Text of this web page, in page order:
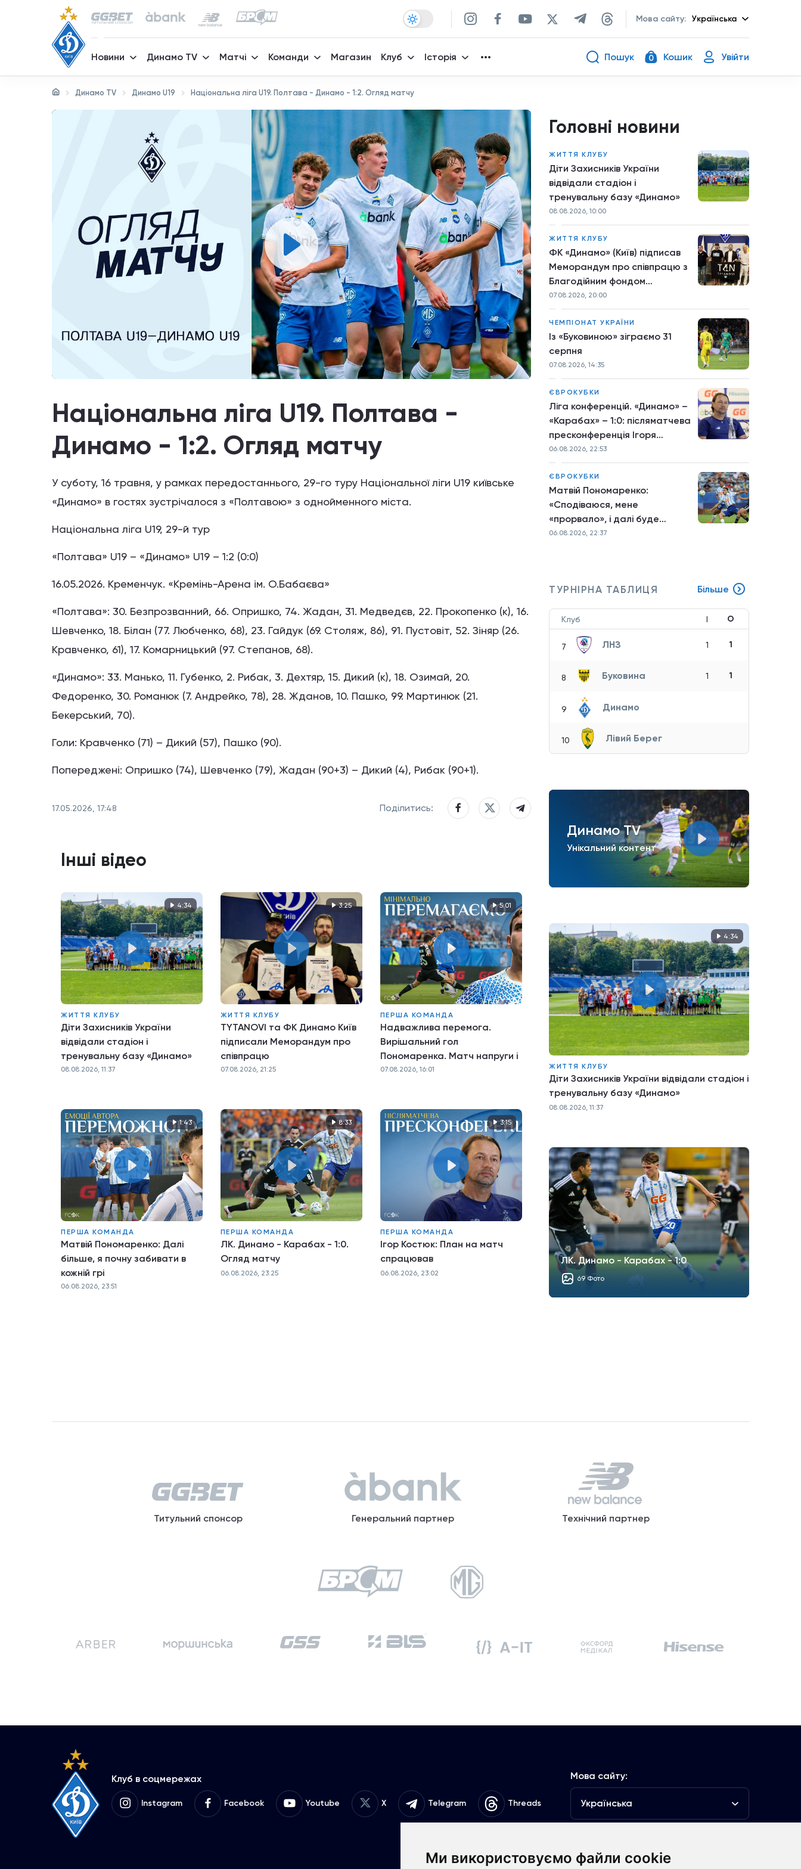
Ми використовуємо файли cookie
Мова сайту: Українська
Новини Динамо TV Матчі Команди Магазин Клуб Історія Пошук 0 Кошик Увійти
Динамо TV Динамо U19 Національна ліга U19. Полтава - Динамо - 1:2. Огляд матчу
Національна ліга U19. Полтава -
Динамо - 1:2. Огляд матчу
У суботу, 16 травня, у рамках передостаннього, 29-го туру Національної ліги U19 київське
«Динамо» в гостях зустрічалося з «Полтавою» з однойменного міста.
Національна ліга U19, 29-й тур
«Полтава» U19 – «Динамо» U19 – 1:2 (0:0)
16.05.2026. Кременчук. «Кремінь-Арена ім. О.Бабаєва»
«Полтава»: 30. Безпрозванний, 66. Опришко, 74. Жадан, 31. Медведєв, 22. Прокопенко (к), 16.
Шевченко, 18. Білан (77. Любченко, 68), 23. Гайдук (69. Столяж, 86), 91. Пустовіт, 52. Зіняр (26.
Кравченко, 61), 17. Комарницький (97. Степанов, 68).
«Динамо»: 33. Манько, 11. Губенко, 2. Рибак, 3. Дехтяр, 15. Дикий (к), 18. Озимай, 20.
Федоренко, 30. Романюк (7. Андрейко, 78), 28. Жданов, 10. Пашко, 99. Мартинюк (21.
Бекерський, 70).
Голи: Кравченко (71) – Дикий (57), Пашко (90).
Попереджені: Опришко (74), Шевченко (79), Жадан (90+3) – Дикий (4), Рибак (90+1).
17.05.2026, 17:48 Поділитись:
Інші відео
4:34
ЖИТТЯ КЛУБУ
Діти Захисників України
відвідали стадіон і
тренувальну базу «Динамо»
08.08.2026, 11:37
3:25
ЖИТТЯ КЛУБУ
TYTANOVI та ФК Динамо Київ
підписали Меморандум про
співпрацю
07.08.2026, 21:25
5:01
ПЕРША КОМАНДА
Надважлива перемога.
Вирішальний гол
Пономаренка. Матч напруги і
нервів
07.08.2026, 16:01
1:43
ПЕРША КОМАНДА
Матвій Пономаренко: Далі
більше, я почну забивати в
кожній грі
06.08.2026, 23:51
8:33
ПЕРША КОМАНДА
ЛК. Динамо - Карабах - 1:0.
Огляд матчу
06.08.2026, 23:25
3:15
ПЕРША КОМАНДА
Ігор Костюк: План на матч
спрацював
06.08.2026, 23:02
Головні новини
ЖИТТЯ КЛУБУ
Діти Захисників України
відвідали стадіон і
тренувальну базу «Динамо»
08.08.2026, 10:00
ЖИТТЯ КЛУБУ
ФК «Динамо» (Київ) підписав
Меморандум про співпрацю з
Благодійним фондом
TYTANOVI
07.08.2026, 20:00
ЧЕМПІОНАТ УКРАЇНИ
Із «Буковиною» зіграємо 31
серпня
07.08.2026, 14:35
ЄВРОКУБКИ
Ліга конференцій. «Динамо» –
«Карабах» – 1:0: післяматчева
пресконференція Ігоря
Костюка
06.08.2026, 22:53
ЄВРОКУБКИ
Матвій Пономаренко:
«Сподіваюся, мене
«прорвало», і далі буде
більше»
06.08.2026, 22:37
ТУРНІРНА ТАБЛИЦЯ Більше
Клуб І О
7 ЛНЗ 1 1
8 Буковина 1 1
9 Динамо
10 Лівий Берег
Динамо TV
Унікальний контент
4:34
ЖИТТЯ КЛУБУ
Діти Захисників України відвідали стадіон і
тренувальну базу «Динамо»
08.08.2026, 11:37
ЛК. Динамо - Карабах - 1:0
69 Фото
Титульний спонсор Генеральний партнер Технічний партнер
Клуб в соцмережах
Instagram Facebook Youtube X Telegram Threads
Мова сайту:
Українська